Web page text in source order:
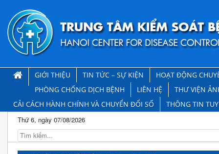
GIỚI THIỆU TIN TỨC – SỰ KIỆN
HOẠT ĐỘNG
PHÒNG CHỐNG DỊCH BỆNH
LIÊN HỆ
THƯ VIỆN
CẢI CÁCH HÀNH CHÍNH VÀ CHUYỂN ĐỔI SỐ
THÔNG TIN
Thứ 6, ngày 07/08/2026